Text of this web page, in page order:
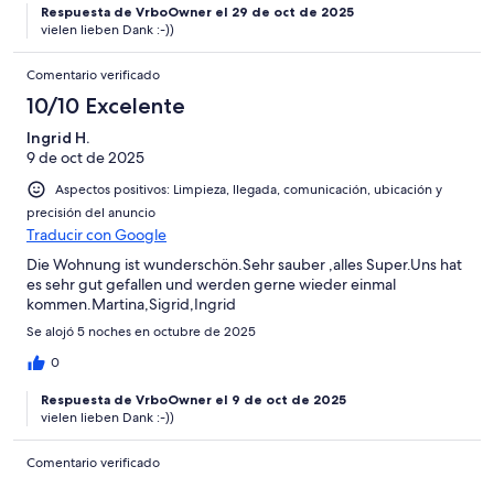
Respuesta de VrboOwner el 29 de oct de 2025
vielen lieben Dank :-))
Comentario verificado
10/10 Excelente
Ingrid H.
9 de oct de 2025
Aspectos positivos: Limpieza, llegada, comunicación, ubicación y
precisión del anuncio
Traducir con Google
Die Wohnung ist wunderschön.Sehr sauber ,alles Super.Uns hat
es sehr gut gefallen und werden gerne wieder einmal
kommen.Martina,Sigrid,Ingrid
Se alojó 5 noches en octubre de 2025
0
Respuesta de VrboOwner el 9 de oct de 2025
vielen lieben Dank :-))
Comentario verificado